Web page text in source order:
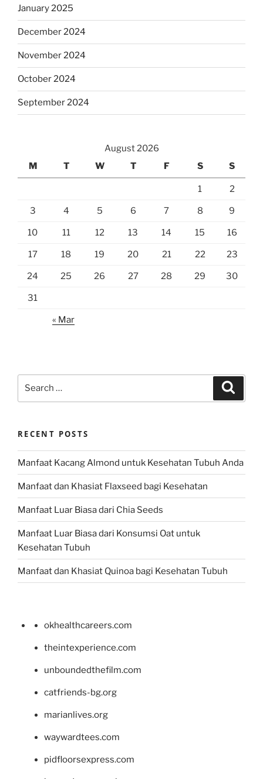
January 2025
December 2024
November 2024
October 2024
September 2024
August 2026
M
T W T F S S
1 2
3 4 5 6 7 8 9
10 11 12 13 14 15 16
17 18 19 20 21 22 23
24 25 26 27 28 29 30
31
« Mar
RECENT POSTS
Manfaat Kacang Almond untuk Kesehatan Tubuh Anda
Manfaat dan Khasiat Flaxseed bagi Kesehatan
Manfaat Luar Biasa dari Chia Seeds
Manfaat Luar Biasa dari Konsumsi Oat untuk
Kesehatan Tubuh
Manfaat dan Khasiat Quinoa bagi Kesehatan Tubuh
okhealthcareers.com
theintexperience.com
unboundedthefilm.com
catfriends-bg.org
marianlives.org
waywardtees.com
pidfloorsexpress.com